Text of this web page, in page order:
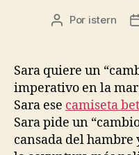
Autor
entrada
Por istern
Sara quiere un
imperativo en la
Sara ese camiseta
Sara pide un
cansada del hambre